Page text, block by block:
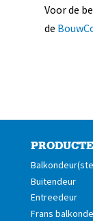
Voor de
de
Buitendeur
Entreedeur
Frans